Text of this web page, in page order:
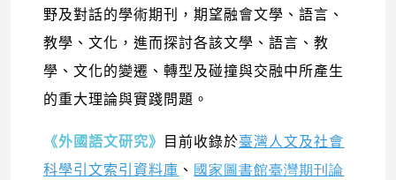
野及對話的學術期刊，期望融會文學、語言、
教學、文化，進而探討各該文學、語言、教
學、文化的變遷、轉型及碰撞與交融中所產生
的重大理論與實踐問題。
《外國語文研究》 目前收錄於臺灣人文及社會
科學引文索引資料庫 、 國家圖書館臺灣期刊論